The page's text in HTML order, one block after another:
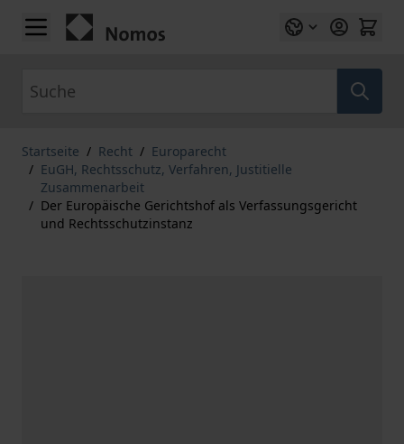
Zum Inhalt springen
Startseite / Recht / Europarecht
/ EuGH, Rechtsschutz, Verfahren, Justitielle
Zusammenarbeit
/ Der Europäische Gerichtshof als Verfassungsgericht
und Rechtsschutzinstanz